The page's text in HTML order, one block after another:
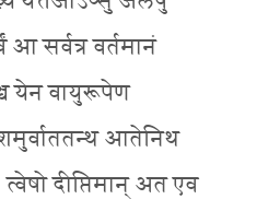
आ सर्वत्र वर्तमानं
येन वायुरूपेण
आतेनिथ
दीप्तिमान् अत एव